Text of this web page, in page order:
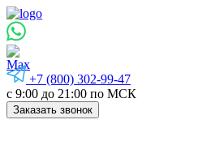
+7 (800) 302-99-47
с 9:00 до 21:00 по МСК
Заказать звонок